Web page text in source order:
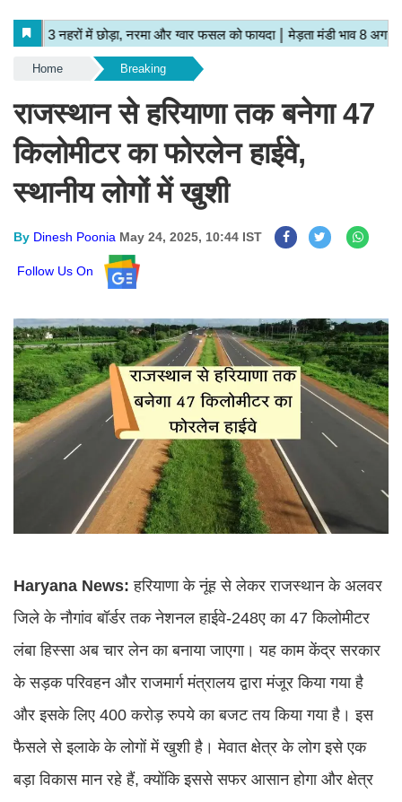
Home Breaking
राजस्थान से हरियाणा तक बनेगा 47
किलोमीटर का फोरलेन हाईवे,
स्थानीय लोगों में खुशी
By Dinesh Poonia May 24, 2025, 10:44 IST
Follow Us On
Haryana News: हरियाणा के नूंह से लेकर राजस्थान के अलवर
जिले के नौगांव बॉर्डर तक नेशनल हाईवे-248ए का 47 किलोमीटर
लंबा हिस्सा अब चार लेन का बनाया जाएगा। यह काम केंद्र सरकार
के सड़क परिवहन और राजमार्ग मंत्रालय द्वारा मंजूर किया गया है
और इसके लिए 400 करोड़ रुपये का बजट तय किया गया है। इस
फैसले से इलाके के लोगों में खुशी है। मेवात क्षेत्र के लोग इसे एक
बड़ा विकास मान रहे हैं, क्योंकि इससे सफर आसान होगा और क्षेत्र